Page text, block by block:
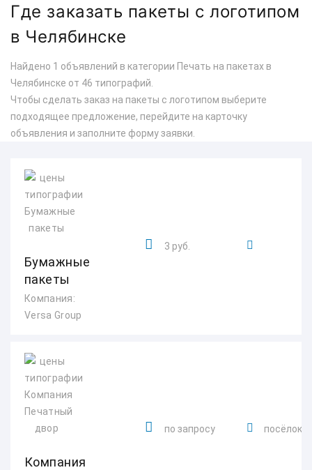
Где заказать пакеты с логотипом
в Челябинске
Найдено 1 объявлений в категории Печать на пакетах в
Челябинске от 46 типографий.
Чтобы сделать заказ на пакеты с логотипом выберите
подходящее предложение, перейдите на карточку
объявления и заполните форму заявки.
Бумажные
пакеты
Компания:
Versa Group
3 руб.
Компания
по запросу посёлок